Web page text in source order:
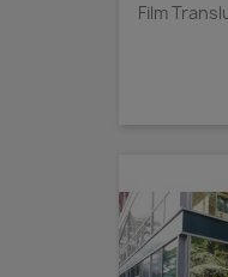
Film